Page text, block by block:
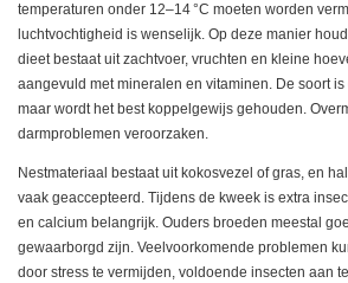
temperaturen onder 12–14 °C moeten worden
luchtvochtigheid is wenselijk. Op deze manier
dieet bestaat uit zachtvoer, vruchten en kleine
aangevuld met mineralen en vitaminen. De soort
maar wordt het best koppelgewijs gehouden.
darmproblemen veroorzaken.
Nestmateriaal bestaat uit kokosvezel of gras, en
vaak geaccepteerd. Tijdens de kweek is extra
en calcium belangrijk. Ouders broeden meestal
gewaarborgd zijn. Veelvoorkomende problemen
door stress te vermijden, voldoende insecten aan